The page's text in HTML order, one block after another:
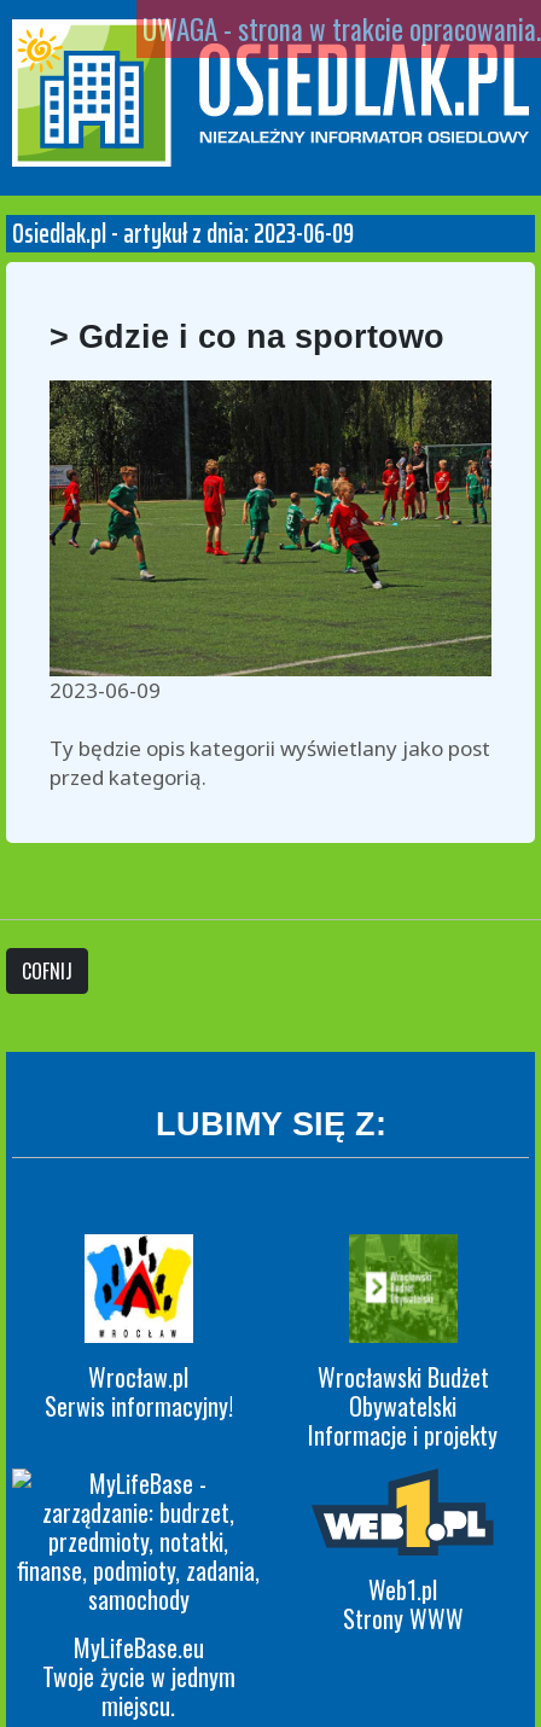
UWAGA - strona w trakcie opracowania.
Osiedlak.pl - artykuł z dnia: 2023-06-09
> Gdzie i co na sportowo
2023-06-09
Ty będzie opis kategorii wyświetlany jako post
przed kategorią.
COFNIJ
LUBIMY SIĘ Z:
Wrocław.pl
Serwis informacyjny!
Wrocławski Budżet
Obywatelski
Informacje i projekty
MyLifeBase.eu
Twoje życie w jednym
miejscu.
Web1.pl
Strony WWW